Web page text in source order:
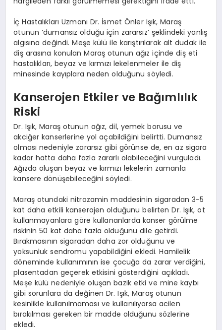
İç Hastalıkları Uzmanı Dr. İsmet Önler Işık, Maraş
otunun ‘dumansız olduğu için zararsız’ şeklindeki yanlış
algısına değindi. Meşe külü ile karıştırılarak alt dudak ile
diş arasına konulan Maraş otunun ağız içinde diş eti
hastalıkları, beyaz ve kırmızı lekelenmeler ile diş
minesinde kayıplara neden olduğunu söyledi.
Kanserojen Etkiler ve Bağımlılık
Riski
Dr. Işık, Maraş otunun ağız, dil, yemek borusu ve
akciğer kanserlerine yol açabildiğini belirtti. Dumansız
olması nedeniyle zararsız gibi görünse de, en az sigara
kadar hatta daha fazla zararlı olabileceğini vurguladı.
Ağızda oluşan beyaz ve kırmızı lekelerin zamanla
kansere dönüşebileceğini söyledi.
Maraş otundaki nitrozamin maddesinin sigaradan 3-5
kat daha etkili kanserojen olduğunu belirten Dr. Işık, ot
kullanmayanlara göre kullananlarda kanser görülme
riskinin 50 kat daha fazla olduğunu dile getirdi.
Bırakmasının sigaradan daha zor olduğunu ve
yoksunluk sendromu yapabildiğini ekledi. Hamilelik
döneminde kullanımının ise çocuğa da zarar verdiğini,
plasentadan geçerek etkisini gösterdiğini açıkladı.
Meşe külü nedeniyle oluşan bazik etki ve mine kaybı
gibi sorunlara da değinen Dr. Işık, Maraş otunun
kesinlikle kullanılmaması ve kullanılıyorsa acilen
bırakılması gereken bir madde olduğunu sözlerine
ekledi.